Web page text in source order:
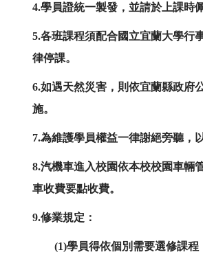
4.學員證統一製發，並請於上課時
5.各班課程須配合國立宜蘭大學行
律停課。
6.如遇天然災害，則依宜蘭縣政府
施。
7.為維護學員權益一律謝絕旁聽，
8.汽機車進入校園依本校校園車輛
車收費要點收費。
9.修業規定：
(1)學員得依個別需要選修課